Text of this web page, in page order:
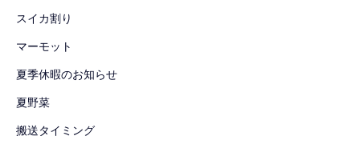
スイカ割り
マーモット
夏季休暇のお知らせ
夏野菜
搬送タイミング